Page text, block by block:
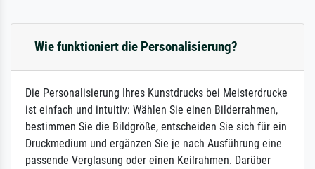
Wie funktioniert die Personalisierung?
Die Personalisierung Ihres Kunstdrucks bei Meisterdrucke
ist einfach und intuitiv: Wählen Sie einen Bilderrahmen,
bestimmen Sie die Bildgröße, entscheiden Sie sich für ein
Druckmedium und ergänzen Sie je nach Ausführung eine
passende Verglasung oder einen Keilrahmen. Darüber